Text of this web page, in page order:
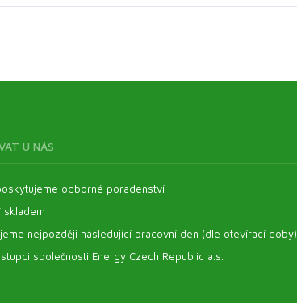
U NÁS
odborné poradenství
skladem
nejpozději následující pracovní den (dle otevírací doby)
společnosti Energy Czech Republic a.s.